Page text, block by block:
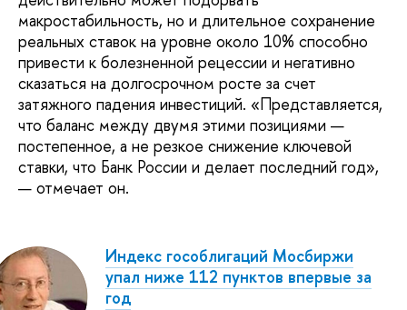
макростабильность, но и длительное сохранение
реальных ставок на уровне около 10% способно
привести к болезненной рецессии и негативно
сказаться на долгосрочном росте за счет
затяжного падения инвестиций. «Представляется,
что баланс между двумя этими позициями —
постепенное, а не резкое снижение ключевой
ставки, что Банк России и делает последний год»,
— отмечает он.
Индекс гособлигаций Мосбиржи
упал ниже 112 пунктов впервые за
год